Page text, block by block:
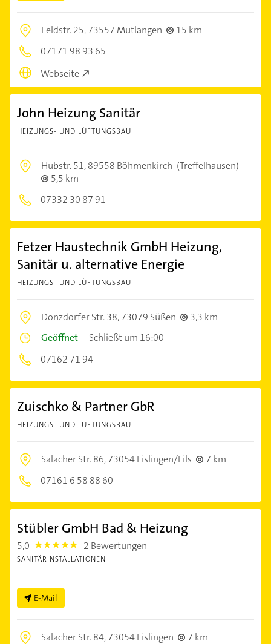
Feldstr. 25,73557 Mutlangen
15 km
07171 98 93 65
Webseite
John Heizung Sanitär
HEIZUNGS- UND LÜFTUNGSBAU
Hubstr. 51,89558 Böhmenkirch (Treffelhausen)
5,5 km
07332 30 87 91
Fetzer Haustechnik GmbH Heizung,
Sanitär u. alternative Energie
HEIZUNGS- UND LÜFTUNGSBAU
Donzdorfer Str. 38,73079 Süßen
3,3 km
Geöffnet –Schließt um 16:00
07162 71 94
Zuischko & Partner GbR
HEIZUNGS- UND LÜFTUNGSBAU
Salacher Str. 86,73054 Eislingen/Fils
7 km
07161 6 58 88 60
Stübler GmbH Bad & Heizung
5,0 5.0 2 Bewertungen
SANITÄRINSTALLATIONEN
E-Mail
Salacher Str. 84,73054 Eislingen
7 km